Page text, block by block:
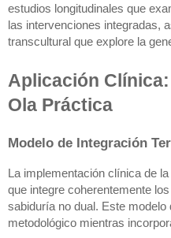
estudios longitudinales que
las intervenciones integradas,
transcultural que explore la
Aplicación
Ola Práctica
Modelo de Integración
La implementación clínica de
que integre coherentemente
sabiduría no dual. Este modelo
metodológico mientras